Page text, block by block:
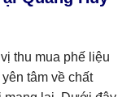
thu mua phế liệu
tâm về chất